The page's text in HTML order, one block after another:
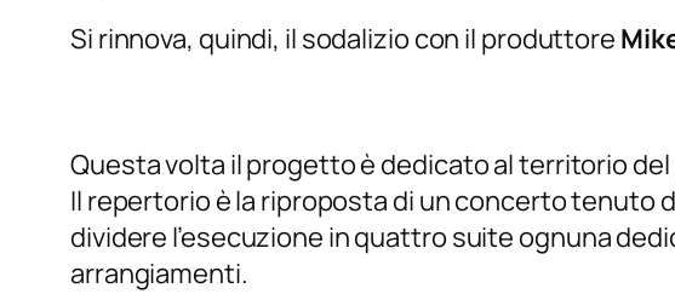
Si rinnova, quindi, il sodalizio con il produttore
Questa volta il progetto è dedicato al territorio
Il repertorio è la riproposta di un concerto tenuto
dividere l’esecuzione in quattro suite ognuna
arrangiamenti.